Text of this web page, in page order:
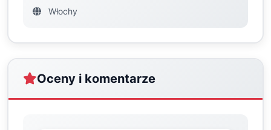
Włochy
Oceny i komentarze